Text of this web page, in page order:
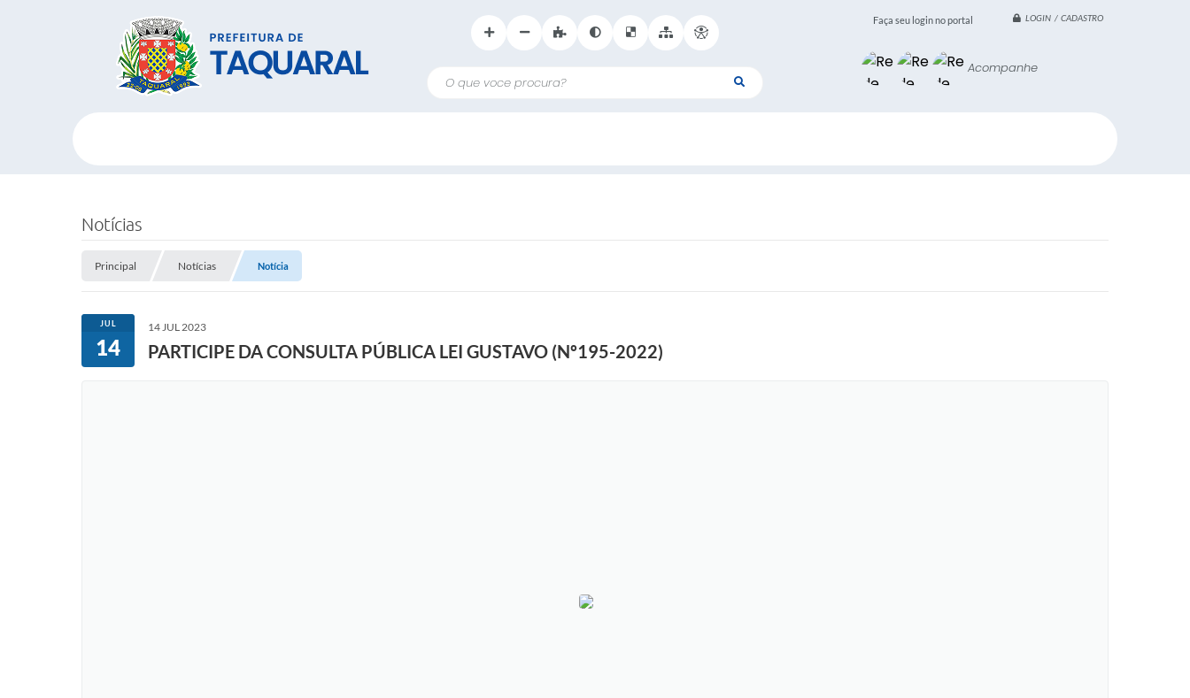
Faça seu login no portal LOGIN / CADASTRO
O que voce procura?
Acompanhe
Notícias
Principal Notícias Notícia
JUL
14
14 JUL 2023
PARTICIPE DA CONSULTA PÚBLICA LEI GUSTAVO (Nº195-2022)